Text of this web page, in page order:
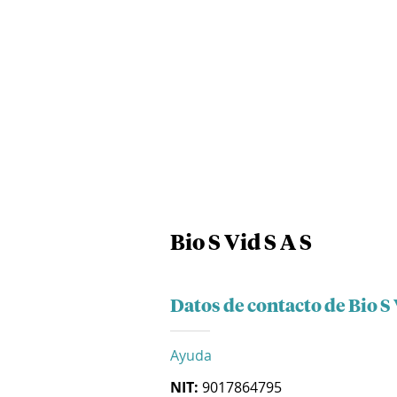
Bio S Vid S A S
Datos de contacto de Bio S
Ayuda
NIT: 9017864795